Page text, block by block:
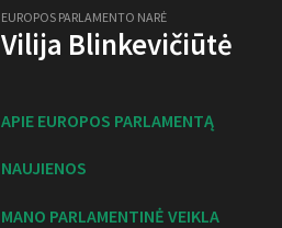
EUROPOS PARLAMENTO NARĖ
Vilija Blinkevičiūtė
APIE EUROPOS PARLAMENTĄ
NAUJIENOS
MANO PARLAMENTINĖ VEIKLA